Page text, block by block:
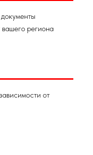
вашего региона
от